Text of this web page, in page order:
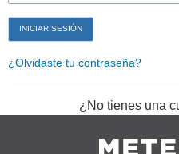
¿Olvidaste tu contraseña?
¿No tienes una